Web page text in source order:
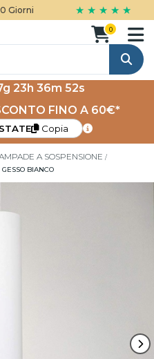
★ ★ ★ ★ ★
Cerca
0
23h 36m 51s
FINO A 60€*
Copia
A SOSPENSIONE
BIANCO